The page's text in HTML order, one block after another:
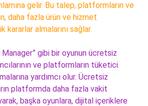
gelir. Bu talep, platformların ve
daha fazla ürün ve hizmet
kararlar almalarını sağlar.
gibi bir oyunun ücretsiz
ve platformların tüketici
yardımcı olur. Ücretsiz
platformda daha fazla vakit
başka oyunlara, dijital içeriklere